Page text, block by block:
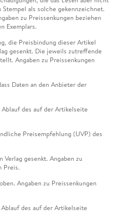
als solche gekennzeichnet.
zu Preissenkungen beziehen
Exemplars.
die Preisbindung dieser Artikel
gesenkt. Die jeweils zutreffende
Angaben zu Preissenkungen
Daten an den Anbieter der
des auf der Artikelseite
Preisempfehlung (UVP) des
gesenkt. Angaben zu
Preis.
Angaben zu Preissenkungen
des auf der Artikelseite